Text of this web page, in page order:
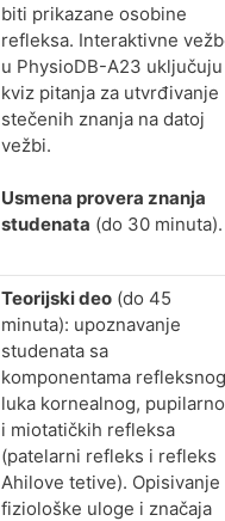
biti prikazane osobine
refleksa. Interaktivne
u PhysioDB-A23
kviz pitanja za utvrđivanje
stečenih znanja na datoj
vežbi.
Usmena provera znanja
studenata (do 30 minuta).
Teorijski deo (do 45
minuta): upoznavanje
studenata sa
komponentama refleksnog
luka kornealnog,
i miotatičkih refleksa
(patelarni refleks i refleks
Ahilove tetive). Opisivanje
fiziološke uloge i značaja